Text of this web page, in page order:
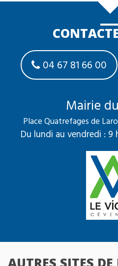
04 67 81 66 00
Mairie
Place Quatrefages de
Du lundi au vendredi : 9
AUTRES SITES